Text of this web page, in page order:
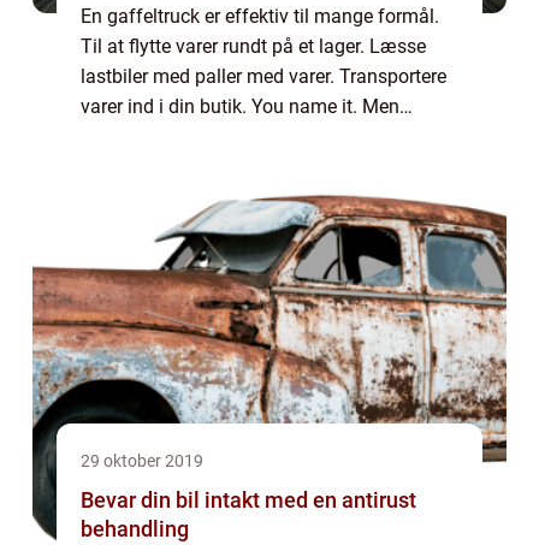
En gaffeltruck er effektiv til mange formål.
Til at flytte varer rundt på et lager. Læsse
lastbiler med paller med varer. Transportere
varer ind i din butik. You name it. Men
29 oktober 2019
Bevar din bil intakt med en antirust
behandling